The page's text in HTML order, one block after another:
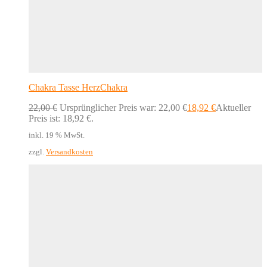
Chakra Tasse HerzChakra
22,00€ Ursprünglicher Preis war: 22,00 €18,92 €Aktueller
Preis ist: 18,92 €.
inkl. 19 % MwSt.
zzgl. Versandkosten